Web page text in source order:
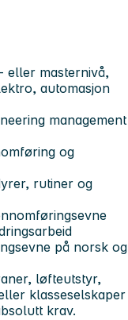
eller masternivå,
automasjon
management
og
rutiner og
på norsk og
løfteutstyr,
klasseselskaper
krav.